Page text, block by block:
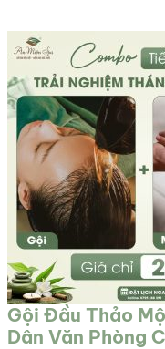
Gội Đầu Thảo
Dân Văn Phòng